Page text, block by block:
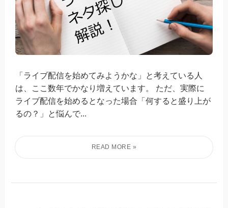
「ライブ配信を始めてみようかな」と考えている人
は、ここ数年でかなり増えています。 ただ、実際に
ライブ配信を始めるとなった場合「何すると盛り上が
るの？」と悩んで...